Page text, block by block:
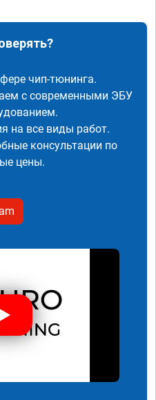
чип-тюнинга.
с современными ЭБУ
на все виды работ.
консультации по
цены.